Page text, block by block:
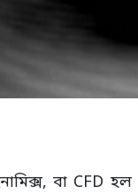
বা CFD